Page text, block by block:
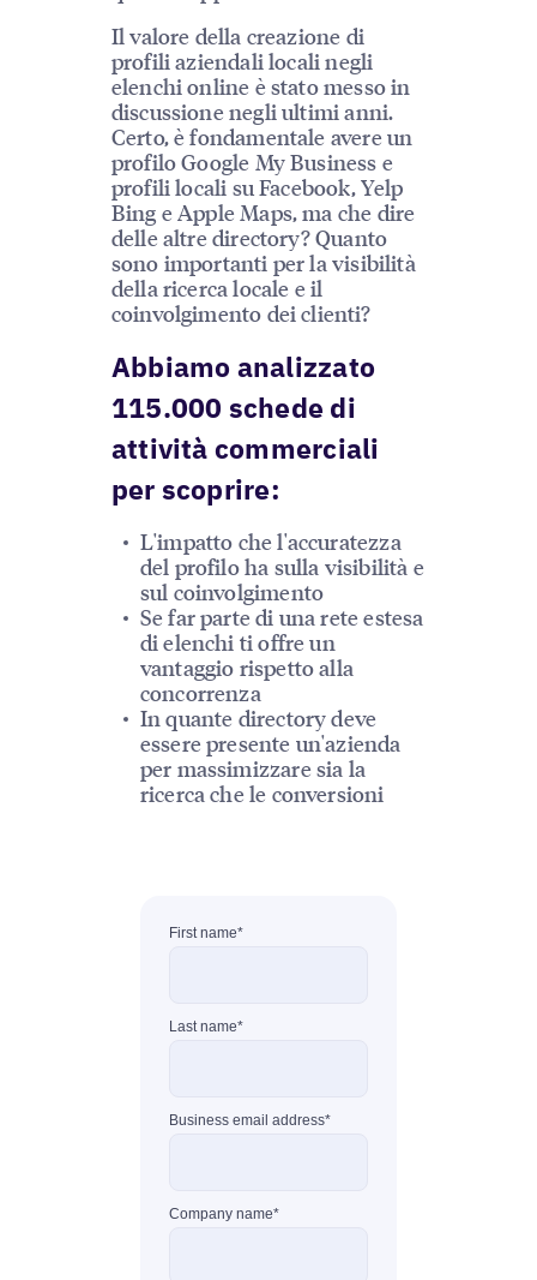
Il valore della creazione di
profili aziendali locali negli
elenchi online è stato messo in
discussione negli ultimi anni.
Certo, è fondamentale avere un
profilo Google My Business e
profili locali su Facebook, Yelp
Bing e Apple Maps, ma che dire
delle altre directory? Quanto
sono importanti per la visibilità
della ricerca locale e il
coinvolgimento dei clienti?
Abbiamo analizzato
115.000 schede di
attività commerciali
per scoprire:
L'impatto che l'accuratezza
del profilo ha sulla visibilità e
sul coinvolgimento
Se far parte di una rete estesa
di elenchi ti offre un
vantaggio rispetto alla
concorrenza
In quante directory deve
essere presente un'azienda
per massimizzare sia la
ricerca che le conversioni